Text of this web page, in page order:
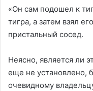
«Он сам подошел к
тигра, а затем взял
пристальный сосед.
Неясно, является ли
еще не установлено,
очевидному